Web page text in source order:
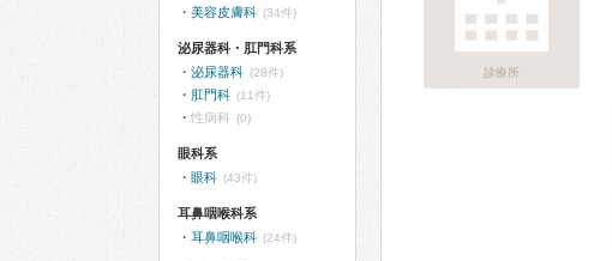
診療所
美容皮膚科 (34件)
泌尿器科・肛門科系
泌尿器科 (28件)
肛門科 (11件)
性病科 (0)
眼科系
眼科 (43件)
耳鼻咽喉科系
耳鼻咽喉科 (24件)